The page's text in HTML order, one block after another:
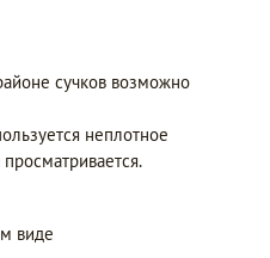
сучков возможно
неплотное
виде